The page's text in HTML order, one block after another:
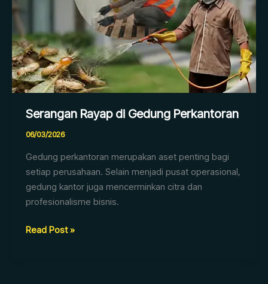
Serangan Rayap di Gedung Perkantoran
06/03/2026
Gedung perkantoran merupakan aset penting bagi
setiap perusahaan. Selain menjadi pusat operasional,
gedung kantor juga mencerminkan citra dan
profesionalisme bisnis.
Read Post »